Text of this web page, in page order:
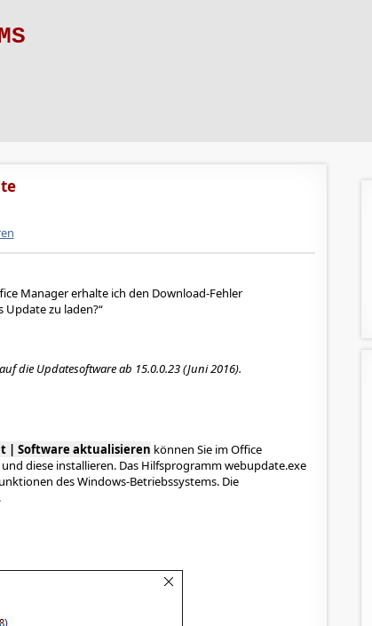
Manager erhalte ich den Download-Fehler
Update zu laden?
die Updatesoftware ab 15.0.0.23 (Juni 2016).
| Software aktualisieren können Sie im Office
diese installieren. Das Hilfsprogramm webupdate.exe
des Windows-Betriebssystems. Die